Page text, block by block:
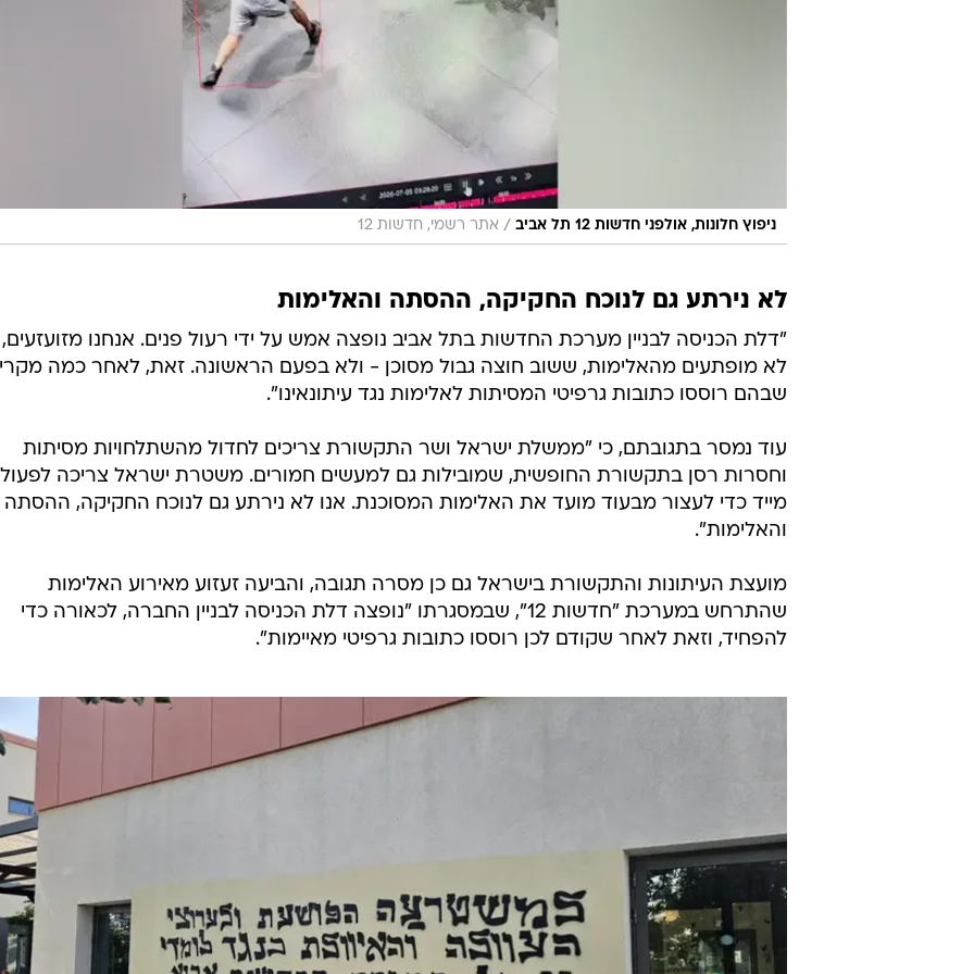
ניפוץ חלונות, אולפני חדשות 12 תל אביב / אתר רשמי, חדשות 12
לא נירתע גם לנוכח החקיקה, ההסתה והאלימות
"דלת הכניסה לבניין מערכת החדשות בתל אביב נופצה אמש על ידי רעול פנים. אנחנו
לא מופתעים מהאלימות, ששוב חוצה גבול מסוכן - ולא בפעם הראשונה. זאת, לאחר כמה
שבהם רוססו כתובות גרפיטי המסיתות לאלימות נגד עיתונאינו".
עוד נמסר בתגובתם, כי "ממשלת ישראל ושר התקשורת צריכים לחדול מהשתלחויות מסיתות
וחסרות רסן בתקשורת החופשית, שמובילות גם למעשים חמורים. משטרת ישראל צריכה לפעול
מייד כדי לעצור מבעוד מועד את האלימות המסוכנת. אנו לא נירתע גם לנוכח החקיקה, ההסתה
והאלימות".
מועצת העיתונות והתקשורת בישראל גם כן מסרה תגובה, והביעה זעזוע מאירוע האלימות
שהתרחש במערכת "חדשות 12", שבמסגרתו "נופצה דלת הכניסה לבניין החברה, לכאורה כדי
להפחיד, וזאת לאחר שקודם לכן רוססו כתובות גרפיטי מאיימות".